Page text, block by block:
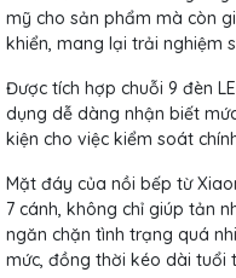
mỹ cho sản phẩm mà còn
khiển, mang lại trải nghiệm
Được tích hợp chuỗi 9 đèn
dụng dễ dàng nhận biết
kiện cho việc kiểm soát
Mặt đáy của nồi bếp từ
7 cánh, không chỉ giúp tản
ngăn chặn tình trạng quá
mức, đồng thời kéo dài tuổi